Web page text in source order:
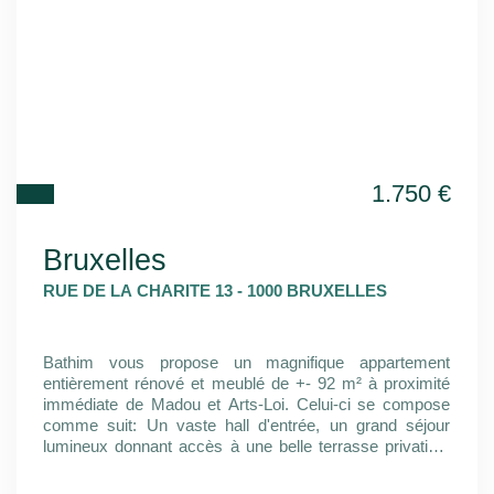
1.750 €
Bruxelles
RUE DE LA CHARITE 13 - 1000 BRUXELLES
Bathim vous propose un magnifique appartement
entièrement rénové et meublé de +- 92 m² à proximité
immédiate de Madou et Arts-Loi. Celui-ci se compose
comme suit: Un vaste hall d'entrée, un grand séjour
lumineux donnant accès à une belle terrasse privative,